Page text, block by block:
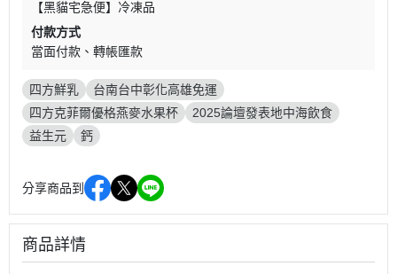
【黑貓宅急便】冷凍品
付款方式
當面付款
轉帳匯款
四方鮮乳
台南台中彰化高雄免運
四方克菲爾優格燕麥水果杯
2025論壇發表地中海飲食
益生元
鈣
分享商品到
商品詳情